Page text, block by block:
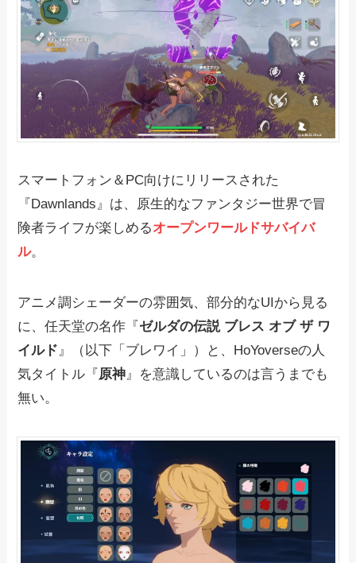
スマートフォン＆PC向けにリリースされた
『Dawnlands』は、原生的なファンタジー世界で冒
険者ライフが楽しめるオープンワールドサバイバ
ル。
アニメ調シェーダーの雰囲気、部分的なUIから見る
に、任天堂の名作『 ゼルダの伝説 ブレス オブ ザ ワ
イルド』（以下「ブレワイ」）と、HoYoverseの人
気タイトル『 原神』を意識しているのは言うまでも
無い。